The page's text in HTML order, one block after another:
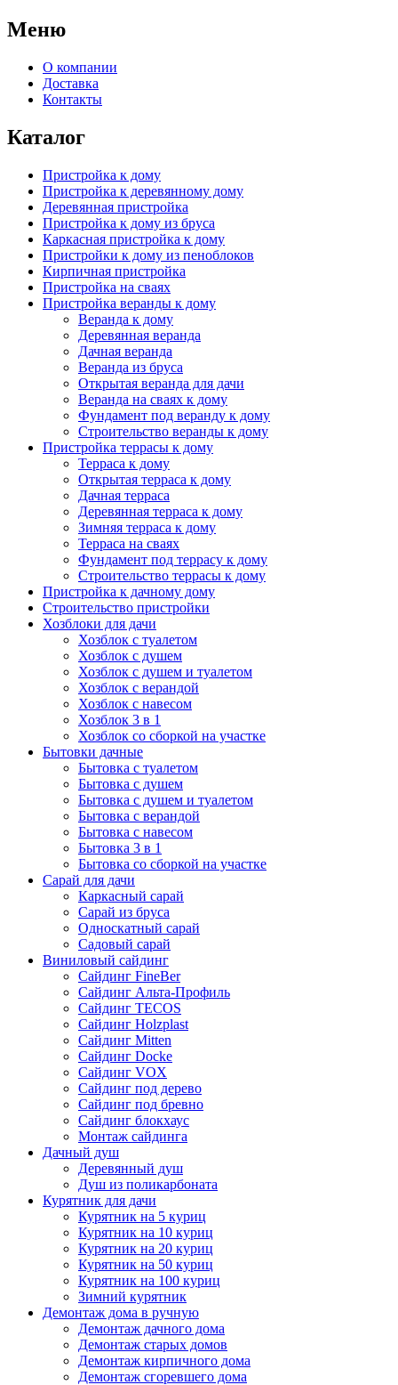
Меню
О компании
Доставка
Контакты
Каталог
Пристройка к дому
Пристройка к деревянному дому
Деревянная пристройка
Пристройка к дому из бруса
Каркасная пристройка к дому
Пристройки к дому из пеноблоков
Кирпичная пристройка
Пристройка на сваях
Пристройка веранды к дому
Веранда к дому
Деревянная веранда
Дачная веранда
Веранда из бруса
Открытая веранда для дачи
Веранда на сваях к дому
Фундамент под веранду к дому
Строительство веранды к дому
Пристройка террасы к дому
Терраса к дому
Открытая терраса к дому
Дачная терраса
Деревянная терраса к дому
Зимняя терраса к дому
Терраса на сваях
Фундамент под террасу к дому
Строительство террасы к дому
Пристройка к дачному дому
Строительство пристройки
Хозблоки для дачи
Хозблок с туалетом
Хозблок с душем
Хозблок с душем и туалетом
Хозблок с верандой
Хозблок с навесом
Хозблок 3 в 1
Хозблок со сборкой на участке
Бытовки дачные
Бытовка с туалетом
Бытовка с душем
Бытовка с душем и туалетом
Бытовка с верандой
Бытовка с навесом
Бытовка 3 в 1
Бытовка со сборкой на участке
Сарай для дачи
Каркасный сарай
Сарай из бруса
Односкатный сарай
Садовый сарай
Виниловый сайдинг
Сайдинг FineBer
Сайдинг Альта-Профиль
Сайдинг TECOS
Сайдинг Holzplast
Сайдинг Mitten
Сайдинг Docke
Сайдинг VOX
Сайдинг под дерево
Сайдинг под бревно
Сайдинг блокхаус
Монтаж сайдинга
Дачный душ
Деревянный душ
Душ из поликарбоната
Курятник для дачи
Курятник на 5 куриц
Курятник на 10 куриц
Курятник на 20 куриц
Курятник на 50 куриц
Курятник на 100 куриц
Зимний курятник
Демонтаж дома в ручную
Демонтаж дачного дома
Демонтаж старых домов
Демонтаж кирпичного дома
Демонтаж сгоревшего дома